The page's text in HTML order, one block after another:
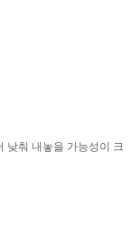
낮춰 내놓을 가능성이 크